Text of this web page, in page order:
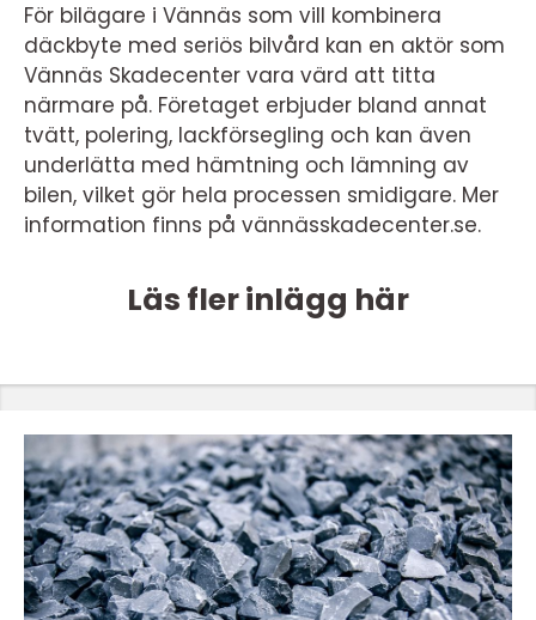
För bilägare i Vännäs som vill kombinera
däckbyte med seriös bilvård kan en aktör som
Vännäs Skadecenter vara värd att titta
närmare på. Företaget erbjuder bland annat
tvätt, polering, lackförsegling och kan även
underlätta med hämtning och lämning av
bilen, vilket gör hela processen smidigare. Mer
information finns på vännässkadecenter.se.
Läs fler inlägg här